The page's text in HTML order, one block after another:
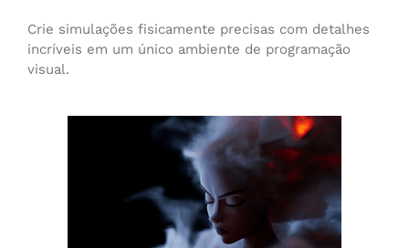
Crie simulações fisicamente precisas com detalhes
incríveis em um único ambiente de programação
visual.